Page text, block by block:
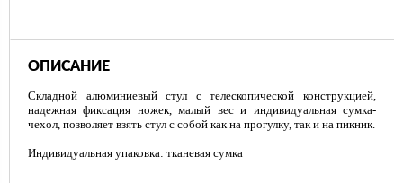
ОПИСАНИЕ
Складной алюминиевый стул с телескопической конструкцией,
надежная фиксация ножек, малый вес и индивидуальная сумка-
чехол, позволяет взять стул с собой как на прогулку, так и на пикник.
Индивидуальная упаковка: тканевая сумка